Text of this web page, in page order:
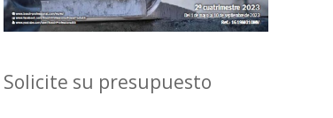
Solicite su presupuesto